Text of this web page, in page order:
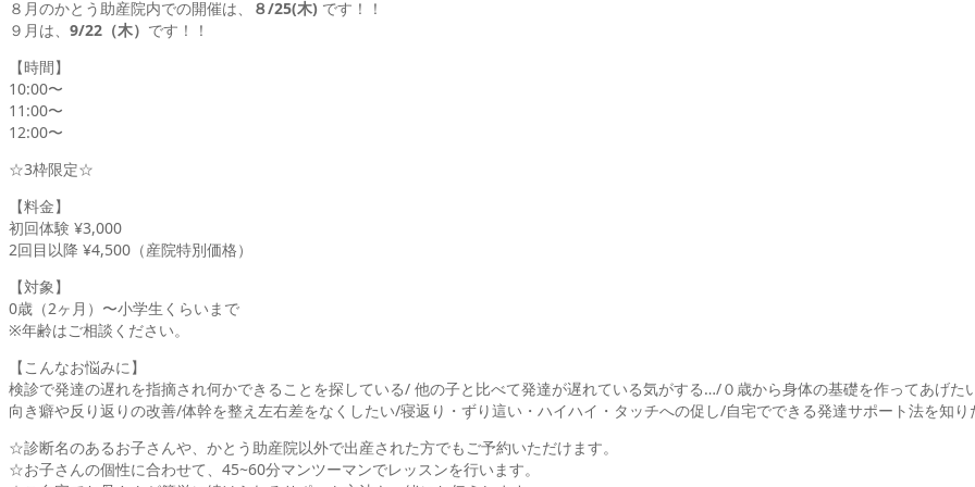
８月のかとう助産院内での開催は、
８/25(木) です！！
９月は、 9/22（木） です！！
【時間】
10:00〜
11:00〜
12:00〜
☆3枠限定☆
【料金】
初回体験 ¥3,000
2回目以降 ¥4,500（産院特別価格）
【対象】
0歳（2ヶ月）〜小学生くらいまで
※年齢はご相談ください。
【こんなお悩みに】
検診で発達の遅れを指摘され何かできることを探している/ 他の子と比べて発達が遅れている気がする…/０歳から身体の基礎を作ってあげた
向き癖や反り返りの改善/体幹を整え左右差をなくしたい/寝返り・ずり這い・ハイハイ・タッチへの促し/自宅でできる発達サポート法を知
☆診断名のあるお子さんや、かとう助産院以外で出産された方でもご予約いただけます。
☆お子さんの個性に合わせて、45~60分マンツーマンでレッスンを行います。